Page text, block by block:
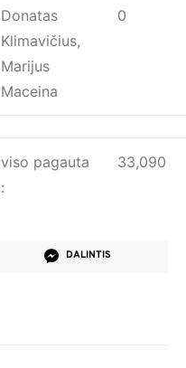
Donatas
Klimavičius,
Marijus
Maceina
0
viso pagauta
:
33,090
DALINTIS